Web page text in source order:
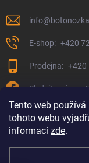
Tento web
tohoto webu
informací zde.
info@
+420
+420
Sledujte nás na